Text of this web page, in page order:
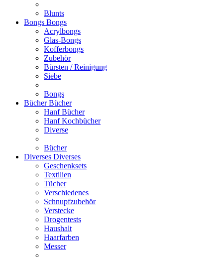
Blunts
Bongs Bongs
Acrylbongs
Glas-Bongs
Kofferbongs
Zubehör
Bürsten / Reinigung
Siebe
Bongs
BücherBücher
Hanf Bücher
Hanf Kochbücher
Diverse
Bücher
Diverses Diverses
Geschenksets
Textilien
Tücher
Verschiedenes
Schnupfzubehör
Verstecke
Drogentests
Haushalt
Haarfarben
Messer